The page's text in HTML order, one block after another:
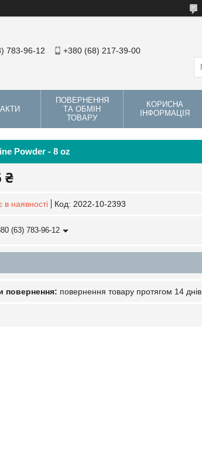
783-96-12 +380 (68) 217-39-00
ПОВЕРНЕННЯ
ТА ОБМІН
ТОВАРУ
КОРИСНА
ІНФОРМАЦІЯ
Powder - 8 oz
₴
в наявності Код: 2022-10-2393
(63) 783-96-12
повернення товару протягом 14 днів